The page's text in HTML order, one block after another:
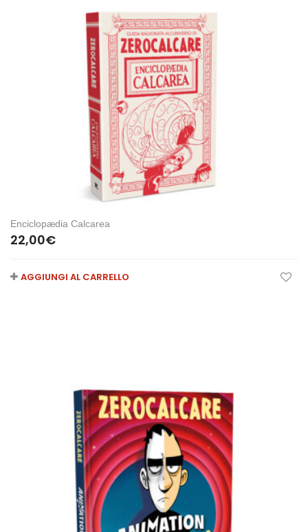
Enciclopædia Calcarea
22,00€
AGGIUNGI AL CARRELLO